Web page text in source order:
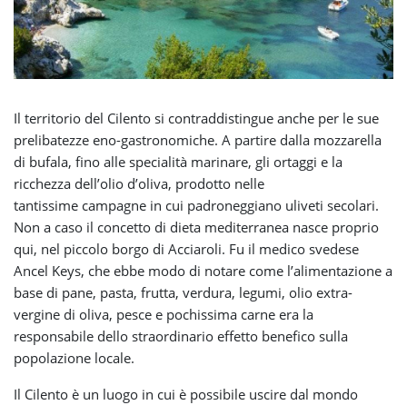
Il territorio del Cilento si contraddistingue anche per le sue
prelibatezze eno-gastronomiche. A partire dalla mozzarella
di bufala, fino alle specialità marinare, gli ortaggi e la
ricchezza dell’olio d’oliva, prodotto nelle
tantissime campagne in cui padroneggiano uliveti secolari.
Non a caso il concetto di dieta mediterranea nasce proprio
qui, nel piccolo borgo di Acciaroli. Fu il medico svedese
Ancel Keys, che ebbe modo di notare come l’alimentazione a
base di pane, pasta, frutta, verdura, legumi, olio extra-
vergine di oliva, pesce e pochissima carne era la
responsabile dello straordinario effetto benefico sulla
popolazione locale.
Il Cilento è un luogo in cui è possibile uscire dal mondo